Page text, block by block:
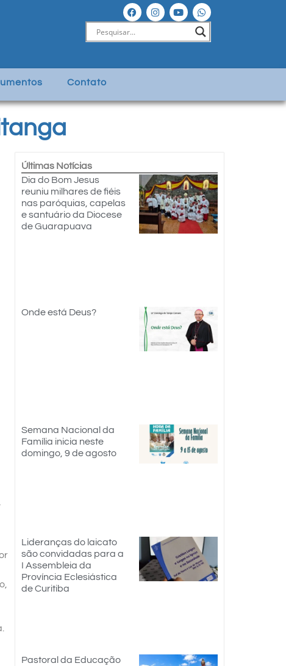
Contato
Últimas Notícias
Dia do Bom Jesus
reuniu milhares de fiéis
nas paróquias, capelas
e santuário da Diocese
de Guarapuava
Onde está Deus?
Semana Nacional da
Família inicia neste
domingo, 9 de agosto
Lideranças do laicato
são convidadas para a
I Assembleia da
Província Eclesiástica
de Curitiba
Pastoral da Educação